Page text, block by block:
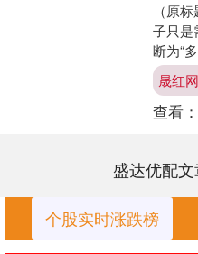
（原
子只是
断为“
就有好
动”而
晟红
查看：
盛达优配
个股实时涨跌榜